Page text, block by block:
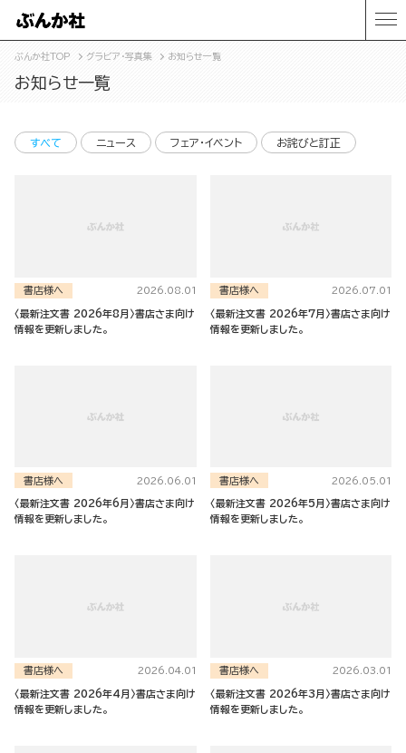
ぶんか社TOP グラビア・写真集 お知らせ一覧
お知らせ一覧
すべて ニュース フェア・イベント お詫びと訂正
書店様へ 2026.08.01
〈最新注文書 2026年8月〉書店さま向け
情報を更新しました。
書店様へ 2026.07.01
〈最新注文書 2026年7月〉書店さま向け
情報を更新しました。
書店様へ 2026.06.01
〈最新注文書 2026年6月〉書店さま向け
情報を更新しました。
書店様へ 2026.05.01
〈最新注文書 2026年5月〉書店さま向け
情報を更新しました。
書店様へ 2026.04.01
〈最新注文書 2026年4月〉書店さま向け
情報を更新しました。
書店様へ 2026.03.01
〈最新注文書 2026年3月〉書店さま向け
情報を更新しました。